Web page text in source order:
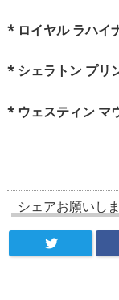
* ロイヤル ラハイ
* シェラトン プリ
* ウェスティン マ
シェアお願いし